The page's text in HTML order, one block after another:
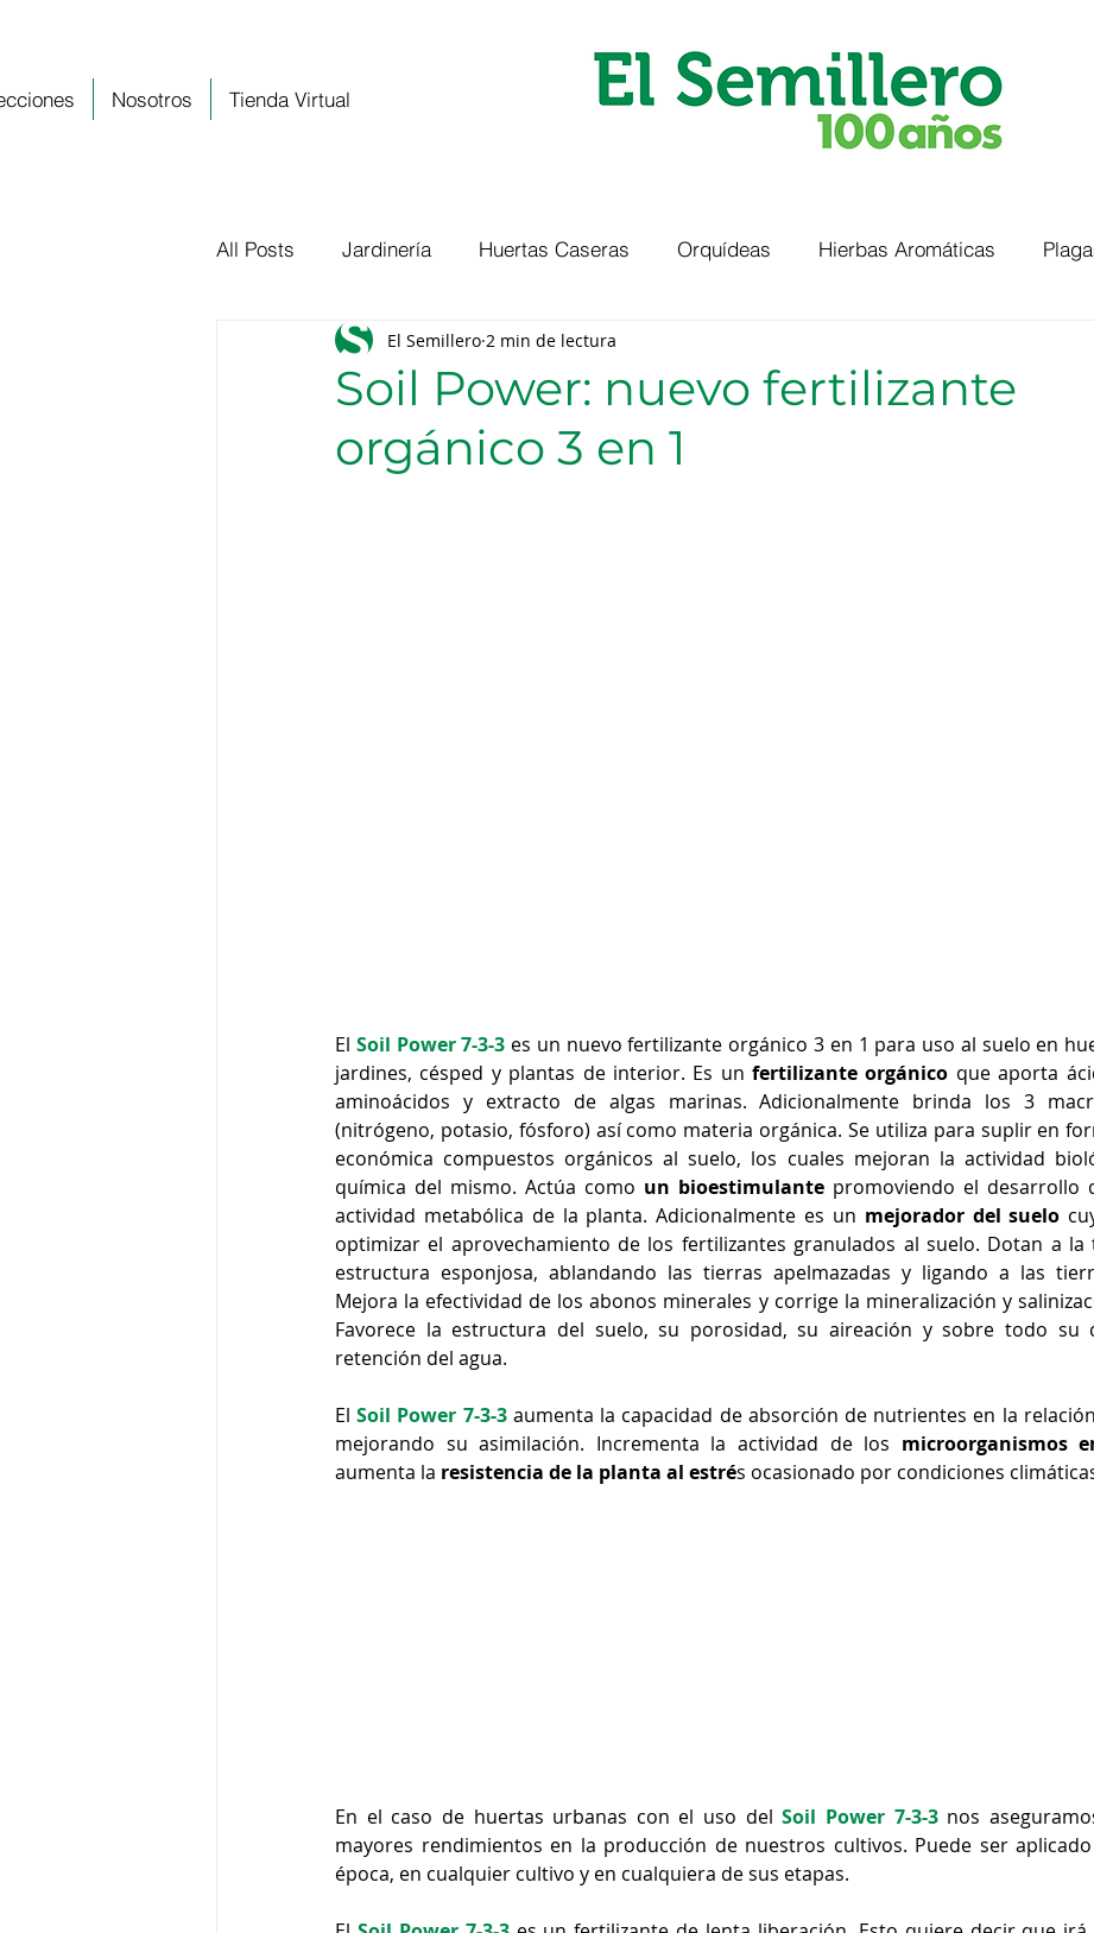
Nosotros Tienda Virtual
All Posts Jardinería Huertas Caseras Orquídeas Hierbas Aromáticas
Soil Power: nuevo fertilizante
orgánico 3 en 1
El Semillero 2 min de lectura
El Soil Power 7-3-3 es un nuevo fertilizante orgánico 3 en 1 para uso al suelo en
jardines, césped y plantas de interior. Es un fertilizante orgánico que aporta
aminoácidos y extracto de algas marinas. Adicionalmente brinda los 3
(nitrógeno, potasio, fósforo) así como materia orgánica. Se utiliza para suplir en
económica compuestos orgánicos al suelo, los cuales mejoran la actividad
química del mismo. Actúa como un bioestimulante promoviendo el desarrollo
actividad metabólica de la planta. Adicionalmente es un mejorador del suelo
optimizar el aprovechamiento de los fertilizantes granulados al suelo. Dotan a
estructura esponjosa, ablandando las tierras apelmazadas y ligando a las
Mejora la efectividad de los abonos minerales y corrige la mineralización y
Favorece la estructura del suelo, su porosidad, su aireación y sobre todo su
retención del agua.
El Soil Power 7-3-3 aumenta la capacidad de absorción de nutrientes en la
mejorando su asimilación. Incrementa la actividad de los microorganismos
aumenta la resistencia de la planta al estrés ocasionado por condiciones
En el caso de huertas urbanas con el uso del Soil Power 7-3-3 nos
mayores rendimientos en la producción de nuestros cultivos. Puede ser
época, en cualquier cultivo y en cualquiera de sus etapas.